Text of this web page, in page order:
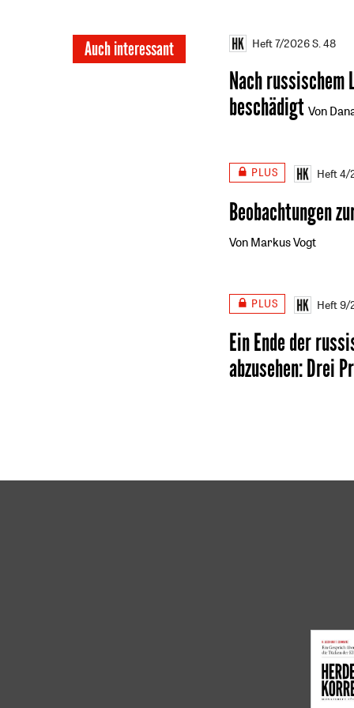
Auch interessant Heft 7/2026S. 48
Nach
beschädigt Von
PLUS Heft 4/
Beobachtungen
Von Markus Vogt
PLUS Heft 9/
Ein Ende der
abzusehen: Drei